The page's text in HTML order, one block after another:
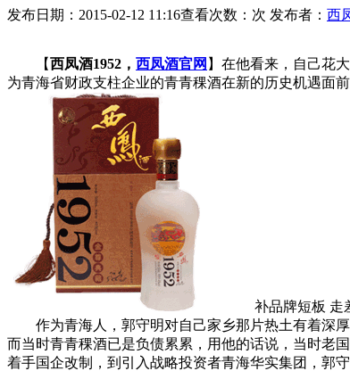
发布日期：2015-02-12 11:16查看次数： 次 发布者： 西
【西凤酒1952， 西凤酒官网 】在他看来，自己花
为青海省财政支柱企业的青青稞酒在新的历史机遇面
补品牌短板 走
作为青海人，郭守明对自己家乡那片热土有着深厚
而当时青青稞酒已是负债累累，用他的话说，当时老
着手国企改制，到引入战略投资者青海华实集团，郭